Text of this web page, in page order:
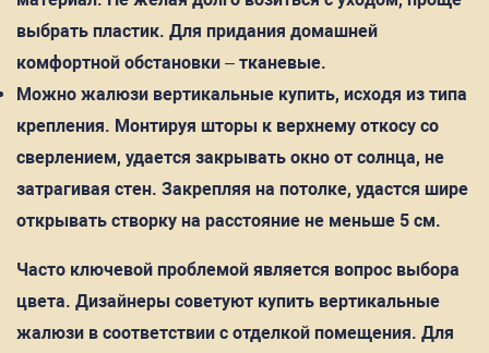
выбрать пластик. Для придания домашней
комфортной обстановки – тканевые.
Можно жалюзи вертикальные купить, исходя из типа
крепления. Монтируя шторы к верхнему откосу со
сверлением, удается закрывать окно от солнца, не
затрагивая стен. Закрепляя на потолке, удастся шире
открывать створку на расстояние не меньше 5 см.
Часто ключевой проблемой является вопрос выбора
цвета. Дизайнеры советуют купить вертикальные
жалюзи в соответствии с отделкой помещения. Для